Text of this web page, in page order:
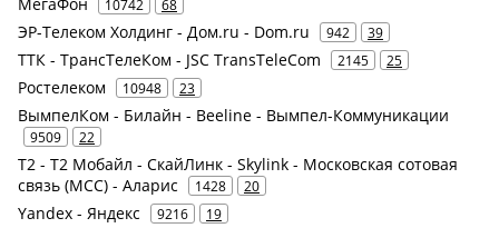
10742 68
ЭР-Телеком Холдинг - Дом.ru - Dom.ru 942 39
ТТК - ТрансТелеКом - JSC TransTeleCom 2145 25
Ростелеком 10948 23
ВымпелКом - Билайн - Beeline - Вымпел-Коммуникации
9509 22
Т2 - Т2 Мобайл - СкайЛинк - Skylink - Московская сотовая
связь (МСС) - Аларис
1428 20
Yandex - Яндекс 9216 19